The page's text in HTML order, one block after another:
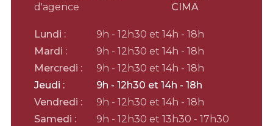
d'agence
CIMA
Lundi :
9h - 12h30 et 14h - 18h
Mardi :
9h - 12h30 et 14h - 18h
Mercredi :
9h - 12h30 et 14h - 18h
Jeudi :
9h - 12h30 et 14h - 18h
Vendredi :
9h - 12h30 et 14h - 18h
Samedi :
9h - 12h30 et 13h30 - 17h30